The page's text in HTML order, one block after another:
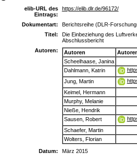
elib-URL des
Eintrags:
https://elib.dlr.de/96172/
Dokumentart:
Berichtsreihe (DLR-
Titel:
Die Einbeziehung des
Abschlussbericht
Autoren:
Autoren
Scheelhaase, Janina
Dahlmann, Katrin
Jung, Martin
Keimel, Hermann
Murphy, Melanie
Nieße, Hendrik
Sausen, Robert
Schaefer, Martin
Wolters, Florian
Datum:
März 2015